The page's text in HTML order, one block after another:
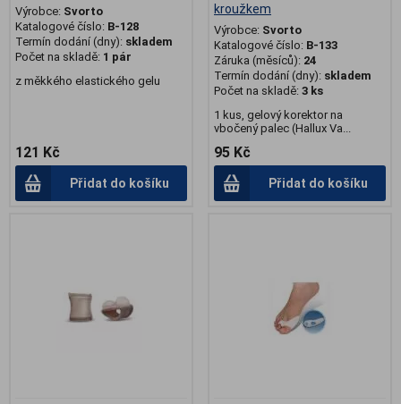
Výrobce: Svorto
Katalogové číslo: B-128
Termín dodání (dny): skladem
Počet na skladě: 1 pár
z měkkého elastického gelu
121 Kč
Přidat do košíku
kroužkem
Výrobce: Svorto
Katalogové číslo: B-133
Záruka (měsíců): 24
Termín dodání (dny): skladem
Počet na skladě: 3 ks
1 kus, gelový korektor na
vbočený palec (Hallux Va...
95 Kč
Přidat do košíku